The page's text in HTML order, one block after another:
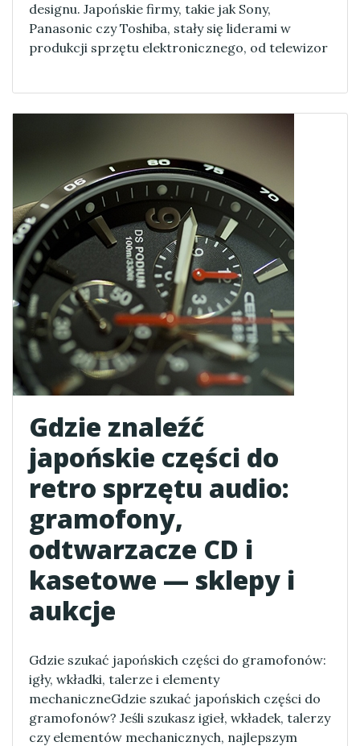
designu. Japońskie firmy, takie jak Sony,
Panasonic czy Toshiba, stały się liderami w
produkcji sprzętu elektronicznego, od telewizor
Gdzie znaleźć
japońskie części do
retro sprzętu audio:
gramofony,
odtwarzacze CD i
kasetowe — sklepy i
aukcje
Gdzie szukać japońskich części do gramofonów:
igły, wkładki, talerze i elementy
mechaniczneGdzie szukać japońskich części do
gramofonów? Jeśli szukasz igieł, wkładek, talerzy
czy elementów mechanicznych, najlepszym